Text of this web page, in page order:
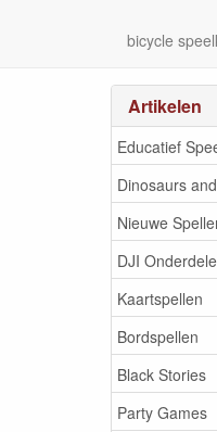
bicycle
Artikelen
Educatief
Dinosaurs
Nieuwe
DJI
Kaartspellen
Bordspellen
Black Stories
Party Games